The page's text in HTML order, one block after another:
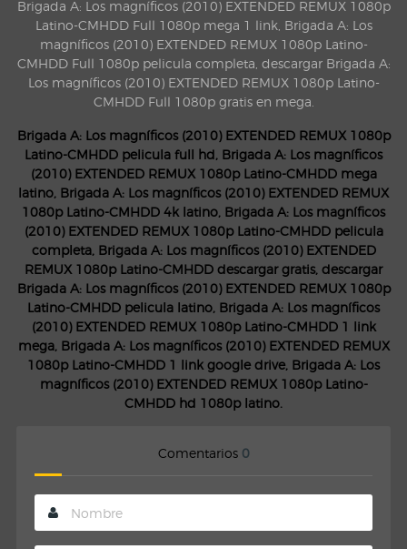
Brigada A: Los magníficos (2010) EXTENDED REMUX 1080p
Latino-CMHDD Full 1080p mega 1 link, Brigada A: Los
magníficos (2010) EXTENDED REMUX 1080p Latino-
CMHDD Full 1080p pelicula completa, descargar Brigada A:
Los magníficos (2010) EXTENDED REMUX 1080p Latino-
CMHDD Full 1080p gratis en mega.
Brigada A: Los magníficos (2010) EXTENDED REMUX 1080p
Latino-CMHDD pelicula full hd, Brigada A: Los magníficos
(2010) EXTENDED REMUX 1080p Latino-CMHDD mega
latino, Brigada A: Los magníficos (2010) EXTENDED REMUX
1080p Latino-CMHDD 4k latino, Brigada A: Los magníficos
(2010) EXTENDED REMUX 1080p Latino-CMHDD pelicula
completa, Brigada A: Los magníficos (2010) EXTENDED
REMUX 1080p Latino-CMHDD descargar gratis, descargar
Brigada A: Los magníficos (2010) EXTENDED REMUX 1080p
Latino-CMHDD pelicula latino, Brigada A: Los magníficos
(2010) EXTENDED REMUX 1080p Latino-CMHDD 1 link
mega, Brigada A: Los magníficos (2010) EXTENDED REMUX
1080p Latino-CMHDD 1 link google drive, Brigada A: Los
magníficos (2010) EXTENDED REMUX 1080p Latino-
CMHDD hd 1080p latino.
Comentarios 0